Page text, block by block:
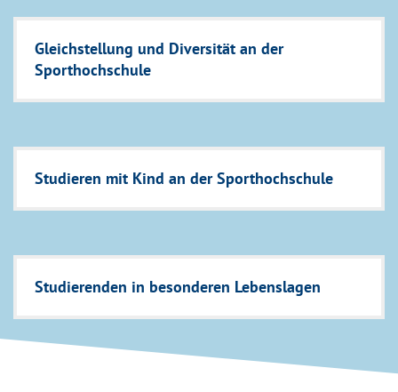
Gleichstellung und Diversität an der
Sporthochschule
Studieren mit Kind an der Sporthochschule
Studierenden in besonderen Lebenslagen